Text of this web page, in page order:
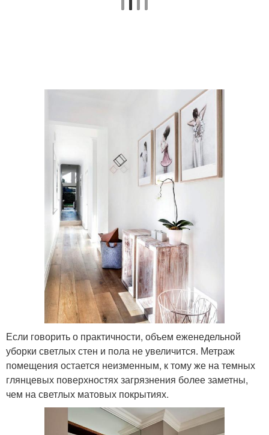
Если говорить о практичности, объем еженедельной
уборки светлых стен и пола не увеличится. Метраж
помещения остается неизменным, к тому же на темных
глянцевых поверхностях загрязнения более заметны,
чем на светлых матовых покрытиях.